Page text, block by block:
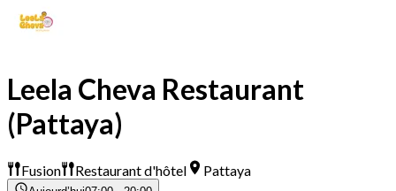
Leela Cheva Restaurant
(Pattaya)
Fusion Restaurant d'hôtel Pattaya